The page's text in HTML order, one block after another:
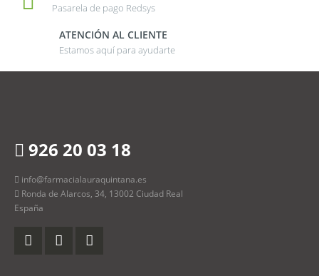
Pasarela de pago Redsys
ATENCIÓN AL CLIENTE
Estamos aquí para ayudarte
926 20 03 18
info@farmacialauraquintana.es
Ronda de Alarcos, 34, 13002 Ciudad Real
España